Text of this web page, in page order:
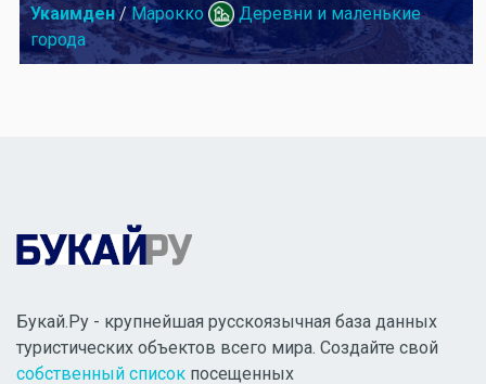
Укаимден/ Марокко
Деревни и маленькие
города
Букай.Ру - крупнейшая русскоязычная база данных
туристических объектов всего мира. Создайте свой
собственный список посещенных